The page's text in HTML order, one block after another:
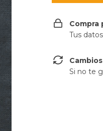
Compra
Tus
Si no te